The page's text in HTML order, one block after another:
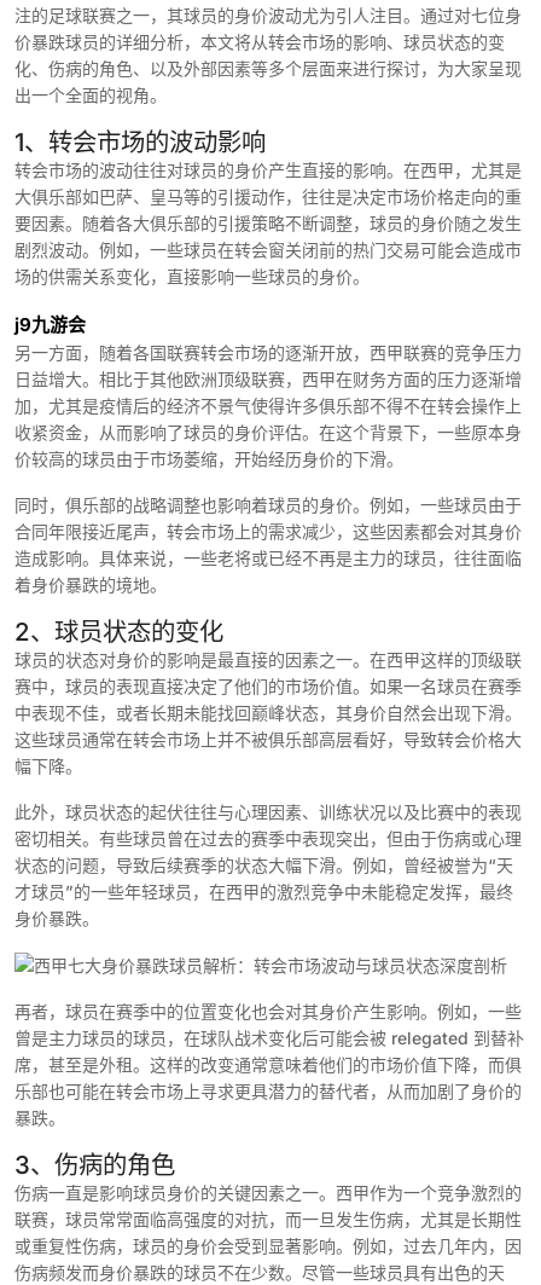
注的足球联赛之一，其球员的身价波动尤为引人注目。通过对七位身
价暴跌球员的详细分析，本文将从转会市场的影响、球员状态的变
化、伤病的角色、以及外部因素等多个层面来进行探讨，为大家呈现
出一个全面的视角。
1、转会市场的波动影响
转会市场的波动往往对球员的身价产生直接的影响。在西甲，尤其是
大俱乐部如巴萨、皇马等的引援动作，往往是决定市场价格走向的重
要因素。随着各大俱乐部的引援策略不断调整，球员的身价随之发生
剧烈波动。例如，一些球员在转会窗关闭前的热门交易可能会造成市
场的供需关系变化，直接影响一些球员的身价。
j9九游会
另一方面，随着各国联赛转会市场的逐渐开放，西甲联赛的竞争压力
日益增大。相比于其他欧洲顶级联赛，西甲在财务方面的压力逐渐增
加，尤其是疫情后的经济不景气使得许多俱乐部不得不在转会操作上
收紧资金，从而影响了球员的身价评估。在这个背景下，一些原本身
价较高的球员由于市场萎缩，开始经历身价的下滑。
同时，俱乐部的战略调整也影响着球员的身价。例如，一些球员由于
合同年限接近尾声，转会市场上的需求减少，这些因素都会对其身价
造成影响。具体来说，一些老将或已经不再是主力的球员，往往面临
着身价暴跌的境地。
2、球员状态的变化
球员的状态对身价的影响是最直接的因素之一。在西甲这样的顶级联
赛中，球员的表现直接决定了他们的市场价值。如果一名球员在赛季
中表现不佳，或者长期未能找回巅峰状态，其身价自然会出现下滑。
这些球员通常在转会市场上并不被俱乐部高层看好，导致转会价格大
幅下降。
此外，球员状态的起伏往往与心理因素、训练状况以及比赛中的表现
密切相关。有些球员曾在过去的赛季中表现突出，但由于伤病或心理
状态的问题，导致后续赛季的状态大幅下滑。例如，曾经被誉为“天
才球员”的一些年轻球员，在西甲的激烈竞争中未能稳定发挥，最终
身价暴跌。
再者，球员在赛季中的位置变化也会对其身价产生影响。例如，一些
曾是主力球员的球员，在球队战术变化后可能会被 relegated 到替补
席，甚至是外租。这样的改变通常意味着他们的市场价值下降，而俱
乐部也可能在转会市场上寻求更具潜力的替代者，从而加剧了身价的
暴跌。
3、伤病的角色
伤病一直是影响球员身价的关键因素之一。西甲作为一个竞争激烈的
联赛，球员常常面临高强度的对抗，而一旦发生伤病，尤其是长期性
或重复性伤病，球员的身价会受到显著影响。例如，过去几年内，因
伤病频发而身价暴跌的球员不在少数。尽管一些球员具有出色的天